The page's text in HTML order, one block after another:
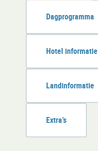
Dagprogramma
Hotel informatie
Landinformatie
Extra’s